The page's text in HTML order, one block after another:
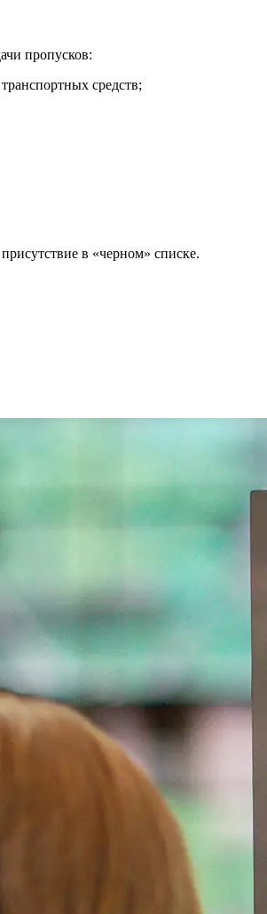
пропусков:
средств;
в «черном» списке.